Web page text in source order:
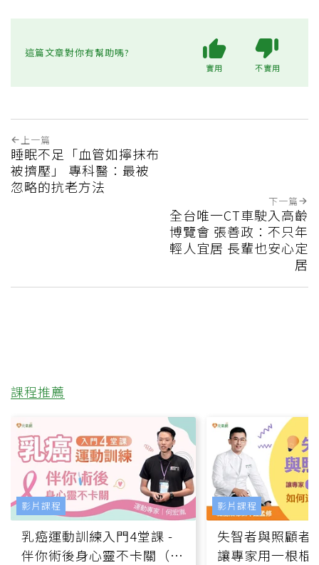
這篇文章對你有幫助嗎?
實用 不實用
上一篇
睡眠不足「血管如擰抹布
被擠壓」 專科醫：最被
忽略的抗老方法
下一篇
全台唯一CT車駛入高齡
博覽會 張善政：不只年
輕人宜居 長輩也安心定
居
課程推薦
乳癌運動訓練入門4堂課 -
伴你術後身心靈不卡關（線
影片課程
失智者與照顧者
讓專家用一根棍
影片課程